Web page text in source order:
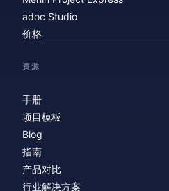
adoc Studio
价格
资源
手册
项目模板
Blog
指南
产品对比
行业解决方案